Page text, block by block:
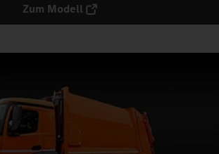
Zum Modell